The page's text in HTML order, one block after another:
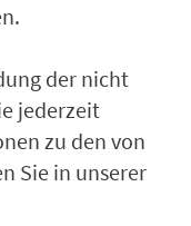
der nicht
jederzeit
zu den von
Sie in unserer